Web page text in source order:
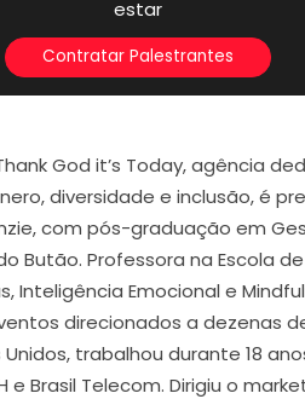
estar
Contratar Palestrantes
God it’s Today, agência
diversidade e inclusão, é
com pós-graduação em
Butão. Professora na Escola
Inteligência Emocional e
direcionados a dezenas
Unidos, trabalhou durante 18
Brasil Telecom. Dirigiu o